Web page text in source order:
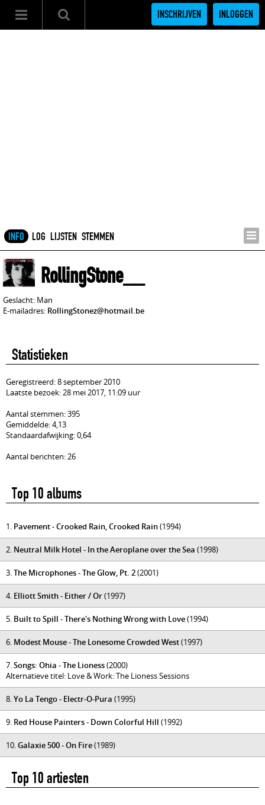
INSCHRIJVEN INLOGGEN
INFO LOG LIJSTEN STEMMEN
RollingStone__
Geslacht: Man
E-mailadres: RollingStonez@hotmail.be
Statistieken
Geregistreerd: 8 september 2010
Laatste bezoek: 28 mei 2017, 11:09 uur
Aantal stemmen: 395
Gemiddelde: 4,13
Standaardafwijking: 0,64
Aantal berichten: 26
Top 10 albums
1. Pavement - Crooked Rain, Crooked Rain(1994)
2. Neutral Milk Hotel - In the Aeroplane over the Sea (1998)
3.The Microphones - The Glow, Pt. 2(2001)
4. Elliott Smith - Either / Or(1997)
5. Built to Spill - There's Nothing Wrong with Love(1994)
6. Modest Mouse - The Lonesome Crowded West(1997)
7.Songs: Ohia - The Lioness(2000)
Alternatieve titel: Love & Work: The Lioness Sessions
8.Yo La Tengo - Electr-O-Pura (1995)
9. Red House Painters - Down Colorful Hill (1992)
10.Galaxie 500 - On Fire(1989)
Top 10 artiesten